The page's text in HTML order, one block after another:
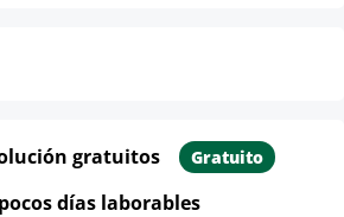
gratuitos Gratuito
días laborables